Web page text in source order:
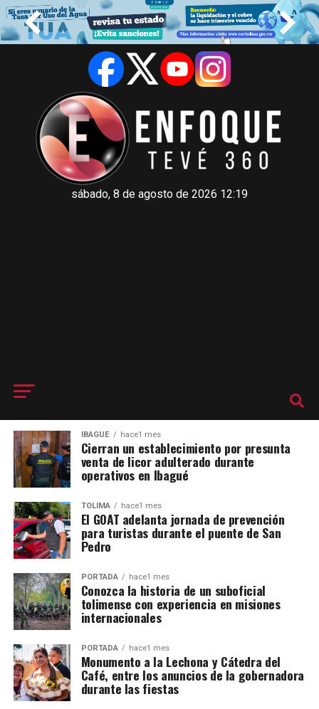
sábado, 8 de agosto de 2026 12:19
IBAGUÉ hace1 mes
Cierran un establecimiento por presunta
venta de licor adulterado durante
operativos en Ibagué
TOLIMA hace1 mes
El GOAT adelanta jornada de prevención
para turistas durante el puente de San
Pedro
PORTADA hace1 mes
Conozca la historia de un suboficial
tolimense con experiencia en misiones
internacionales
PORTADA hace1 mes
Monumento a la Lechona y Cátedra del
Café, entre los anuncios de la gobernadora
durante las fiestas